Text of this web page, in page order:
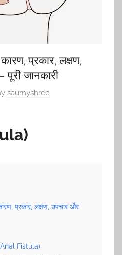
प्रकार, लक्षण,
जानकारी
saumyshree
प्रकार, लक्षण, उपचार और
Fistula)